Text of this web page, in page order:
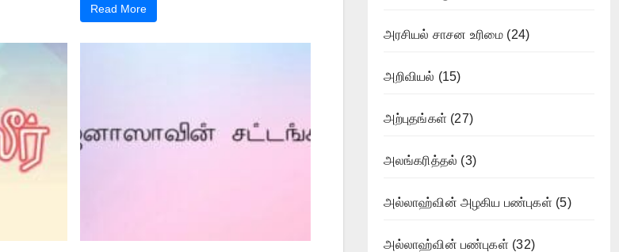
Read More
அரசியல் சாசன உரிமை (24)
அறிவியல் (15)
அற்புதங்கள் (27)
அலங்கரித்தல் (3)
அல்லாஹ்வின் அழகிய பண்புகள் (5)
அல்லாஹ்வின் பண்புகள் (32)